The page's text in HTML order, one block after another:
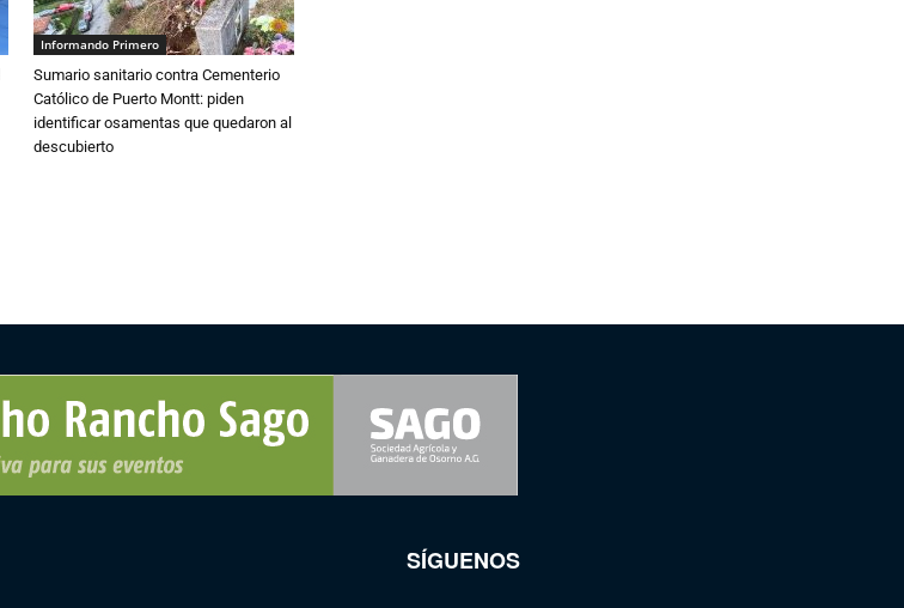
Informando Primero
Sumario sanitario contra Cementerio
Católico de Puerto Montt: piden
identificar osamentas que quedaron al
descubierto
SÍGUENOS